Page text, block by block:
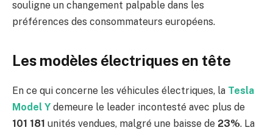
souligne un changement palpable dans les
préférences des consommateurs européens.
Les modèles électriques en tête
En ce qui concerne les véhicules électriques, la Tesla
Model Y demeure le leader incontesté avec plus de
101 181 unités vendues, malgré une baisse de 23%. La